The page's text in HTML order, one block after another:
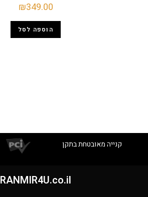
₪349.00
הוספה לסל
קנייה מאובטחת בתקן
RANMIR4U.co.il